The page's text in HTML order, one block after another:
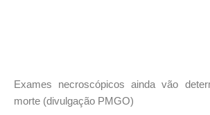
Exames necroscópicos ainda vão
morte (divulgação PMGO)